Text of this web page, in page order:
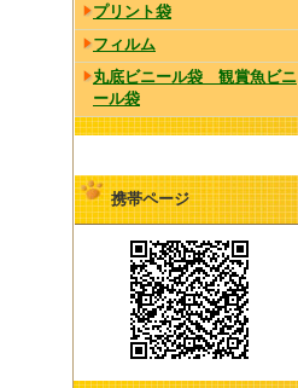
プリント袋
フィルム
丸底ビニール袋 観賞魚ビニ
ール袋
携帯ページ